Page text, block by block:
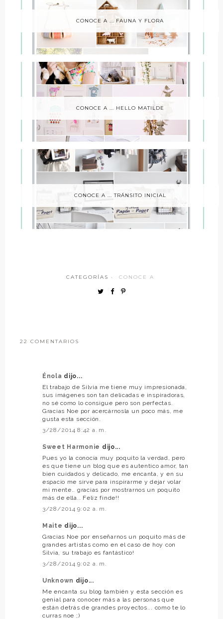
CONOCE A ... FAUNA Y FLORA
CONOCE A ... HELLO MATILDE
CONOCE A ... TRÁNSITO INICIAL
CATEGORÍAS · CONOCE A
22 COMENTARIOS
Énola dijo...
El trabajo de Silvia me tiene muy impresionada,
sus imágenes son tan delicadas e inspiradoras,
no sé como lo consigue pero son perfectas.
Gracias Noe por acercárnosla un poco más, me
gusta esta sección.
3/28/2014 8:42 a. m.
Sweet Harmonie dijo...
Pues yo la conocía muy poquito la verdad, pero
es que tiene un blog que es autentico amor, tan
bien cuidados y delicado, me encanta, y en su
espacio me sirve para inspirarme y dejar volar
mi mente.. gracias por mostrarnos un poquito
más de ella.. Feliz finde!!
3/28/2014 9:02 a. m.
Maite dijo...
Gracias Noe por enseñarnos un poquito más de
grandes artistas como en el caso de hoy con
Silvia, su trabajo es fantástico!
3/28/2014 9:02 a. m.
Unknown dijo...
Me encanta su blog también y esta sección es
genial para conocer más a las personas que
están detrás de grandes proyectos... como te lo
curras noe ;)